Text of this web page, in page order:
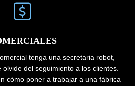
tenga una secretaria robot,
del seguimiento a los clientes.
cómo poner a trabajar a una fábrica